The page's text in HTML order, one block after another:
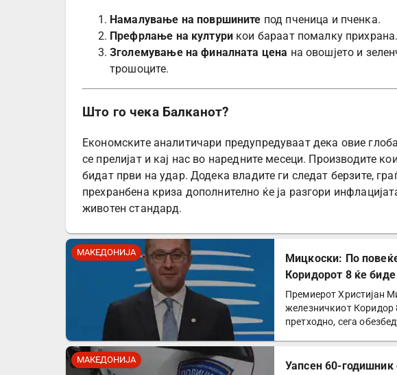
Намалување на површините под пченица и пченка.
Префрлање на култури кои бараат помалку прихрана.
Зголемување на финалната цена на овошјето и
трошоците.
Што го чека Балканот?
Економските аналитичари предупредуваат дека овие
се прелијат и кај нас во наредните месеци. Производите
бидат први на удар. Додека владите ги следат берзите,
прехранбена криза дополнително ќе ја разгори
животен стандард.
МАКЕДОНИЈА
Мицкоски: По
Коридорот 8 ќе
Премиерот Христијан
железничкиот Коридор
претходно, сега
МАКЕДОНИЈА
Уапсен 60-